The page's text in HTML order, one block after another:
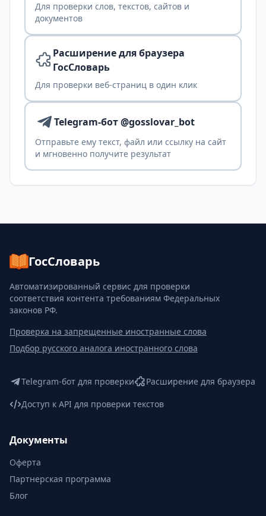
Для проверки слов, текстов, сайтов и
документов
Расширение для браузера
ГосСловарь
Для проверки веб-страниц в один клик
Telegram-бот @gosslovar_bot
Отправьте ему текст, файл или ссылку на сайт
и мгновенно получите результат
ГосСловарь
Автоматизированный сервис для проверки
соответствия контента требованиям Федеральных
законов РФ.
Проверка на запрещенные иностранные слова
Подбор русского аналога иностранного слова
Telegram-бот для проверки
Расширение для браузера
Доступ к API для проверки текстов
Документы
Оферта
Партнерская программа
Блог